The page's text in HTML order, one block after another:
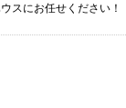
スにお任せください！